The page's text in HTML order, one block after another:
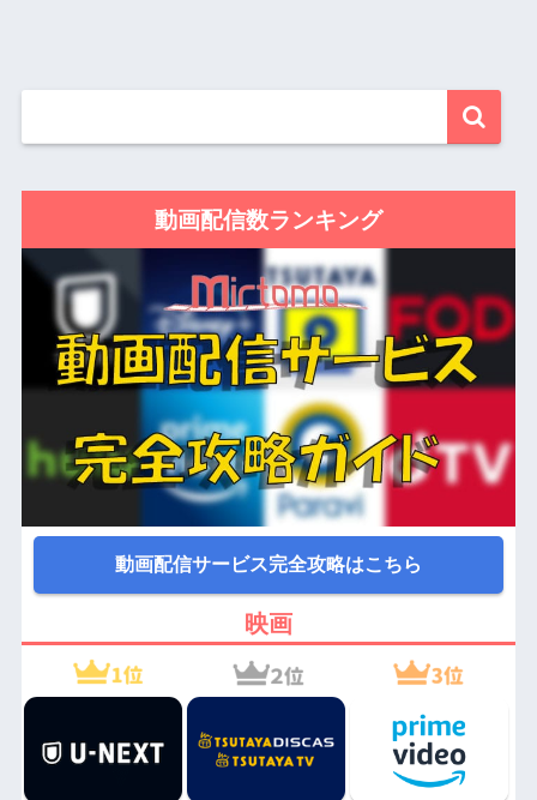
動画配信数ランキング
動画配信サービス完全攻略はこちら
映画